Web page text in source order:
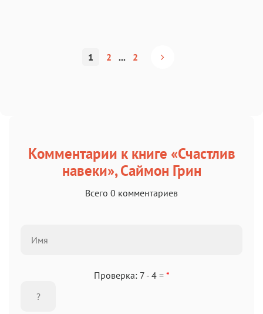
1 2 ... 2
Комментарии к книге «Счастлив
навеки», Саймон Грин
Всего 0 комментариев
Проверка: 7 - 4 = *